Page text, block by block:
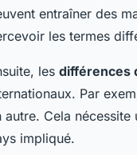
entraîner des
les termes
les différences
Par
autre. Cela
impliqué.